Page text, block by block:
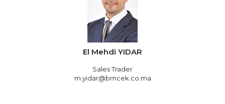
El Mehdi YIDAR
Sales Trader
m.yidar@bmcek.co.ma